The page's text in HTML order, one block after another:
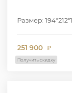
Размер:
251 900 ₽
Получить скидку